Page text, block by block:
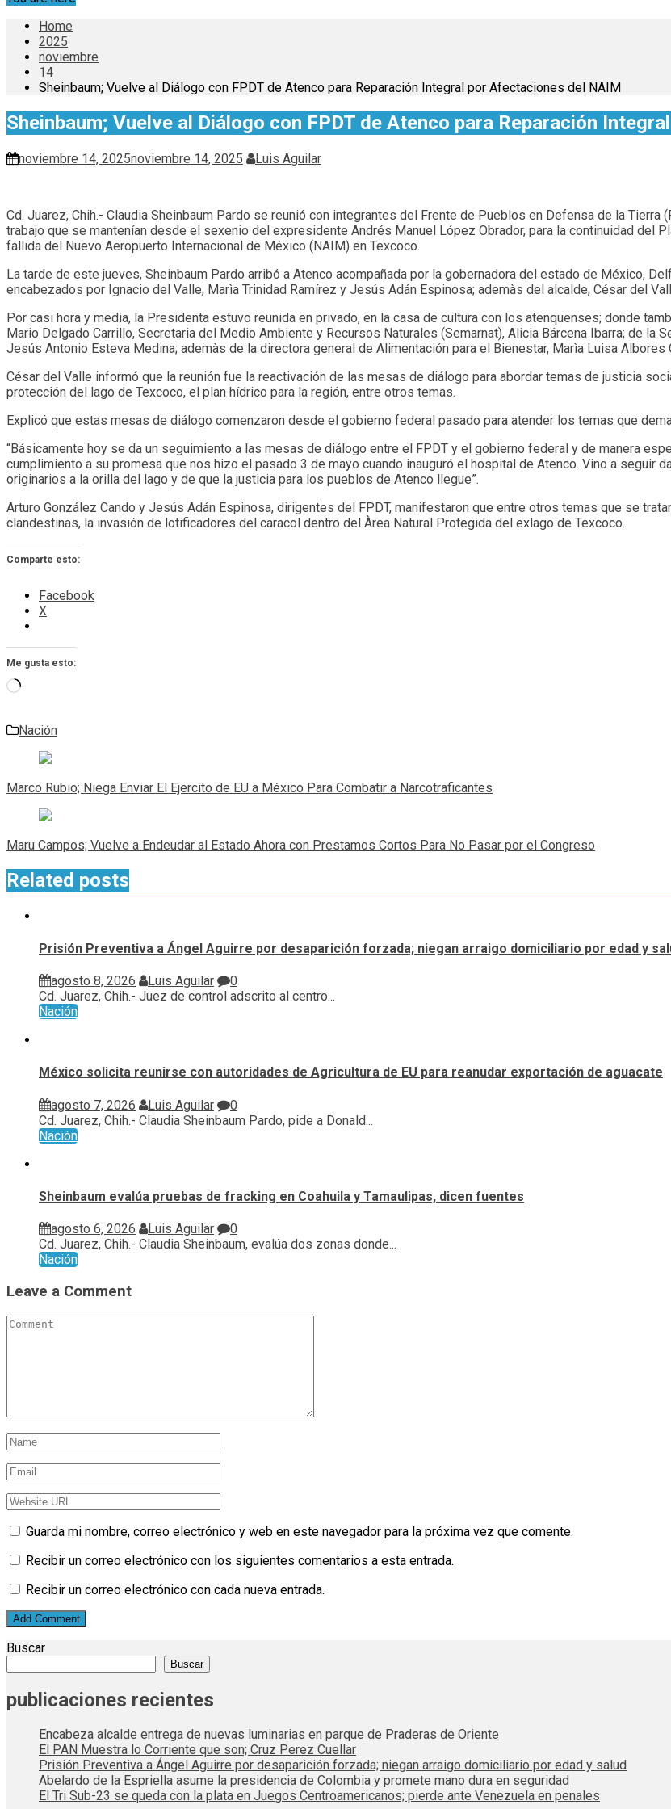
Home
2025
noviembre
14
Sheinbaum; Vuelve al Diálogo con FPDT de Atenco para Reparación Integral por Afectaciones del NAIM
Sheinbaum; Vuelve al Diálogo con FPDT de Atenco para Reparación
noviembre 14, 2025noviembre 14, 2025 Luis Aguilar
Cd. Juarez, Chih.- Claudia Sheinbaum Pardo se reunió con integrantes del Frente de Pueblos en Defensa de la
trabajo que se mantenían desde el sexenio del expresidente Andrés Manuel López Obrador, para la continuidad del
fallida del Nuevo Aeropuerto Internacional de México (NAIM) en Texcoco.
La tarde de este jueves, Sheinbaum Pardo arribó a Atenco acompañada por la gobernadora del estado de México,
encabezados por Ignacio del Valle, Marìa Trinidad Ramírez y Jesús Adán Espinosa; ademàs del alcalde, César del
Por casi hora y media, la Presidenta estuvo reunida en privado, en la casa de cultura con los atenquenses; donde
Mario Delgado Carrillo, Secretaria del Medio Ambiente y Recursos Naturales (Semarnat), Alicia Bárcena Ibarra; de la
Jesús Antonio Esteva Medina; ademàs de la directora general de Alimentación para el Bienestar, Marìa Luisa
César del Valle informó que la reunión fue la reactivación de las mesas de diálogo para abordar temas de justicia
protección del lago de Texcoco, el plan hídrico para la región, entre otros temas.
Explicó que estas mesas de diálogo comenzaron desde el gobierno federal pasado para atender los temas que
“Básicamente hoy se da un seguimiento a las mesas de diálogo entre el FPDT y el gobierno federal y de manera
cumplimiento a su promesa que nos hizo el pasado 3 de mayo cuando inauguró el hospital de Atenco. Vino a seguir
originarios a la orilla del lago y de que la justicia para los pueblos de Atenco llegue”.
Arturo González Cando y Jesús Adán Espinosa, dirigentes del FPDT, manifestaron que entre otros temas que se
clandestinas, la invasión de lotificadores del caracol dentro del Àrea Natural Protegida del exlago de Texcoco.
Comparte esto:
Facebook
X
Me gusta esto:
Cargando...
Nación
Navegación
de
entradas
Marco Rubio; Niega Enviar El Ejercito de EU a México Para Combatir a Narcotraficantes
Maru Campos; Vuelve a Endeudar al Estado Ahora con Prestamos Cortos Para No Pasar por el Congreso
Related posts
Prisión Preventiva a Ángel Aguirre por desaparición forzada; niegan arraigo domiciliario por edad y
agosto 8, 2026 Luis Aguilar
0
Cd. Juarez, Chih.- Juez de control adscrito al centro...
Nación
México solicita reunirse con autoridades de Agricultura de EU para reanudar exportación de aguacate
agosto 7, 2026 Luis Aguilar
0
Cd. Juarez, Chih.- Claudia Sheinbaum Pardo, pide a Donald...
Nación
Sheinbaum evalúa pruebas de fracking en Coahuila y Tamaulipas, dicen fuentes
agosto 6, 2026 Luis Aguilar
0
Cd. Juarez, Chih.- Claudia Sheinbaum, evalúa ⁠dos zonas donde...
Nación
Leave a Comment
Guarda mi nombre, correo electrónico y web en este navegador para la próxima vez que comente.
Recibir un correo electrónico con los siguientes comentarios a esta entrada.
Recibir un correo electrónico con cada nueva entrada.
Buscar
Buscar
publicaciones recientes
Encabeza alcalde entrega de nuevas luminarias en parque de Praderas de Oriente
El PAN Muestra lo Corriente que son; Cruz Perez Cuellar
Prisión Preventiva a Ángel Aguirre por desaparición forzada; niegan arraigo domiciliario por edad y salud
Abelardo de la Espriella asume la presidencia de Colombia y promete mano dura en seguridad
El Tri Sub-23 se queda con la plata en Juegos Centroamericanos; pierde ante Venezuela en penales